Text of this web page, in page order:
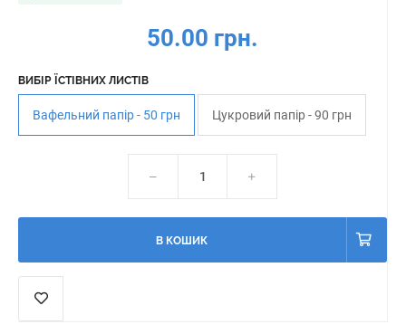
50.00 грн.
ВИБІР ЇСТІВНИХ ЛИСТІВ
Вафельний папір - 50 грн Цукровий папір - 90 грн
В КОШИК